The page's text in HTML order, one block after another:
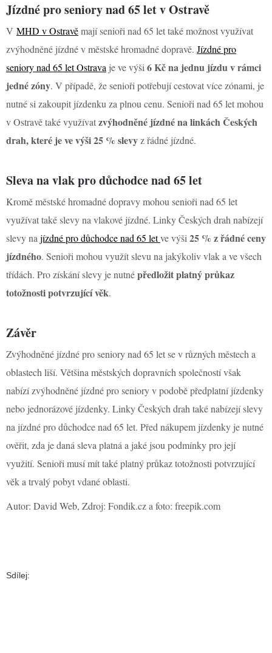
Jízdné pro seniory nad 65 let v Ostravě
V MHD v Ostravěmají senioři nad 65 let také možnost využívat
zvýhodněné jízdné v městské hromadné dopravě. Jízdné pro
seniory nad 65 let Ostrava je ve výši 6 Kč na jednu jízdu v rámci
jedné zóny. V případě, že senioři potřebují cestovat více zónami, je
nutné si zakoupit jízdenku za plnou cenu. Senioři nad 65 let mohou
v Ostravě také využívatzvýhodněné jízdné na linkách Českých
drah, které je ve výši 25 % slevyz řádné jízdné.
Sleva na vlak pro důchodce nad 65 let
Kromě městské hromadné dopravy mohou senioři nad 65 let
využívat také slevy na vlakové jízdné. Linky Českých drah nabízejí
slevy na jízdné pro důchodce nad 65 letve výši 25 % z řádné ceny
jízdného. Senioři mohou využít slevu na jakýkoliv vlak a ve všech
třídách. Pro získání slevy je nutnépředložit platný průkaz
totožnosti potvrzující věk.
Závěr
Zvýhodněné jízdné pro seniory nad 65 let se v různých městech a
oblastech liší. Většina městských dopravních společností však
nabízí zvýhodněné jízdné pro seniory v podobě předplatní jízdenky
nebo jednorázové jízdenky. Linky Českých drah také nabízejí slevy
na jízdné pro důchodce nad 65 let. Před nákupem jízdenky je nutné
ověřit, zda je daná sleva platná a jaké jsou podmínky pro její
využití. Senioři musí mít také platný průkaz totožnosti potvrzující
věk a trvalý pobyt vdané oblasti.
Autor: David Web, Zdroj: Fondik.cz a foto: freepik.com
Sdílej: